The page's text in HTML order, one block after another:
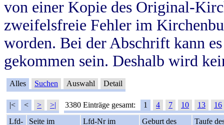
von einer Kopie des Original-
zweifelsfreie Fehler im
worden. Bei der Abschrift kann
gekommen sein. Deshalb wird
Alles Suchen Auswahl Detail
|< < > >| 3380 Einträge gesamt: 1 4 7 10 13
16
Lfd-
Seite im Lfd-Nr im Geburt des Taufe